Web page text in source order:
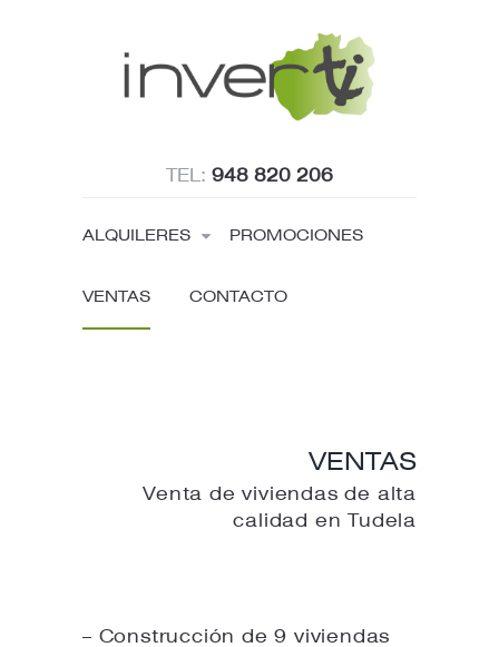
TEL: 948 820 206
ALQUILERES PROMOCIONES
VENTAS CONTACTO
VENTAS
Venta de viviendas de alta
calidad en Tudela
– Construcción de 9 viviendas